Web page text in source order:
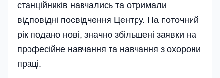
станційників навчались та отримали
відповідні посвідчення Центру. На поточний
рік подано нові, значно збільшені заявки на
професійне навчання та навчання з охорони
праці.